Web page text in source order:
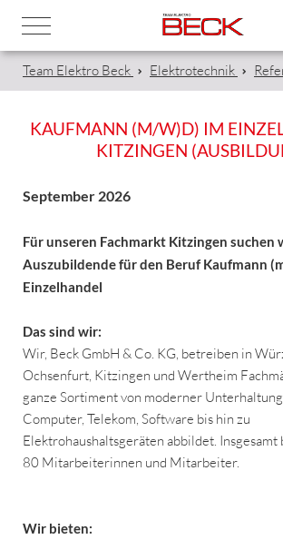
Team Elektro Beck Elektrotechnik
KAUFMANN (M/W)D) IM
KITZINGEN
September 2026
Für unseren Fachmarkt Kitzingen suchen
Auszubildende für den Beruf Kaufmann
Einzelhandel
Das sind wir:
Wir, Beck GmbH & Co. KG, betreiben in
Ochsenfurt, Kitzingen und Wertheim
ganze Sortiment von moderner
Computer, Telekom, Software bis hin zu
Elektrohaushaltsgeräten abbildet.
80 Mitarbeiterinnen und Mitarbeiter.
Wir bieten: